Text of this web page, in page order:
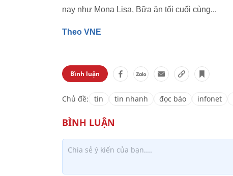
nay như Mona Lisa, Bữa ăn tối cuối cùng...
Theo VNE
Bình luận
Chủ đề: tin tin nhanh đọc báo infonet